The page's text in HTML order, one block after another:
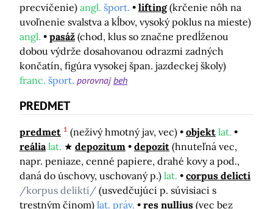
precvičenie) angl. šport. lifting (krčenie nôh na
uvoľnenie svalstva a kĺbov, vysoký poklus na mieste)
angl.
pasáž (chod, klus so značne predĺženou
dobou výdrže dosahovanou odrazmi zadných
končatín, figúra vysokej špan. jazdeckej školy)
franc. šport. porovnajbeh
PREDMET
predmet 1 (neživý hmotný jav, vec) objekt lat.
reália lat. depozitum depozit (hnuteľná vec,
napr. peniaze, cenné papiere, drahé kovy a pod.,
daná do úschovy, uschovaný p.) lat.
corpus delicti
/korpus deliktí/ (usvedčujúci p. súvisiaci s
trestným činom) lat. práv. res nullius (vec bez